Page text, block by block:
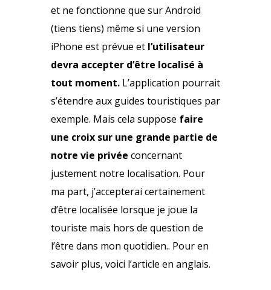
et ne fonctionne que sur Android
(tiens tiens) même si une version
iPhone est prévue et l’utilisateur
devra accepter d’être localisé à
tout moment. L’application pourrait
s’étendre aux guides touristiques par
exemple. Mais cela suppose faire
une croix sur une grande partie de
notre vie privée concernant
justement notre localisation. Pour
ma part, j’accepterai certainement
d’être localisée lorsque je joue la
touriste mais hors de question de
l’être dans mon quotidien.. Pour en
savoir plus, voici l’article en anglais.